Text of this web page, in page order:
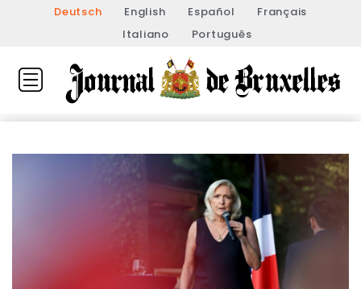
Deutsch English Español
Français
Italiano
Português